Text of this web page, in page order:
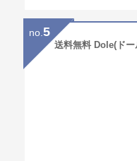
no. 5